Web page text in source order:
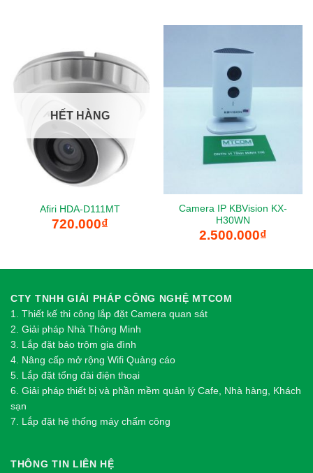
HẾT HÀNG
Afiri HDA-D111MT
720.000₫
Camera IP KBVision KX-
H30WN
2.500.000₫
CTY TNHH GIẢI PHÁP CÔNG NGHỆ MTCOM
1. Thiết kế thi công lắp đặt Camera quan sát
2. Giải pháp Nhà Thông Minh
3. Lắp đặt báo trộm gia đình
4. Nâng cấp mở rộng Wifi Quảng cáo
5. Lắp đặt tổng đài điện thoại
6. Giải pháp thiết bị và phần mềm quản lý Cafe, Nhà hàng, Khách
sạn
7. Lắp đặt hệ thống máy chấm công
THÔNG TIN LIÊN HỆ